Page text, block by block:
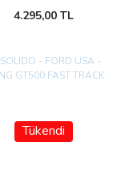
4.295,00 TL
Tükendi